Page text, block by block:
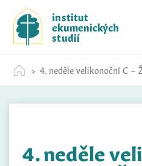
c
institut
ekumenických
studií
4. neděle velikonoční C –
4. neděle